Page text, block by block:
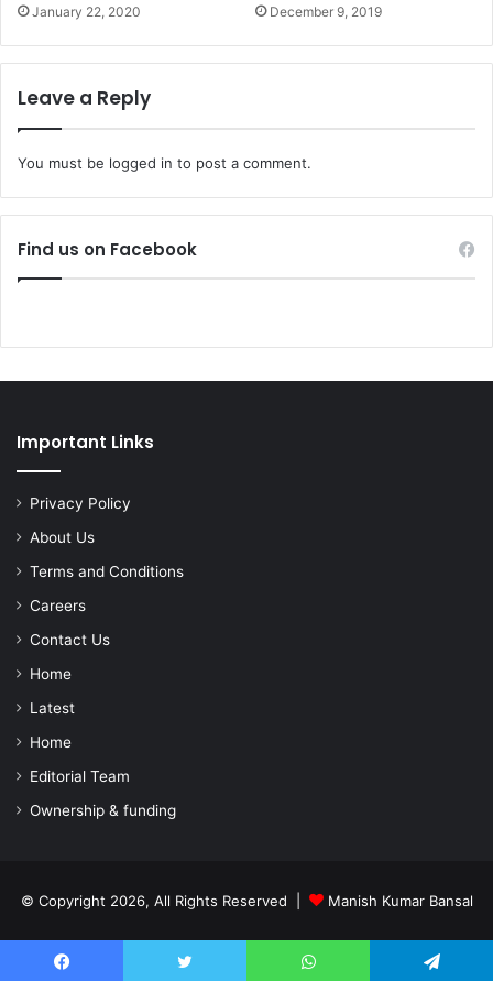
January 22, 2020 December 9, 2019
Leave a Reply
You must be logged in to post a comment.
Find us on Facebook
Important Links
Privacy Policy
About Us
Terms and Conditions
Careers
Contact Us
Home
Latest
Home
Editorial Team
Ownership & funding
© Copyright 2026, All Rights Reserved | Manish Kumar Bansal